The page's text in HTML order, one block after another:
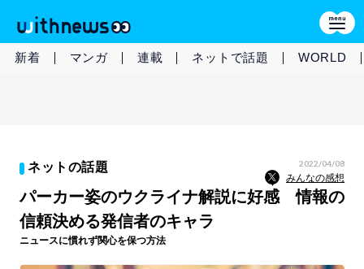
新着 マンガ 連載 ネットで話題 WORLD
ネットの話題 2022/04/08
みんなの感想
パーカー姿のウクライナ解説に好感 情報の
信頼決める発信者のキャラ
ニュースに慣れず関心を保つ方法